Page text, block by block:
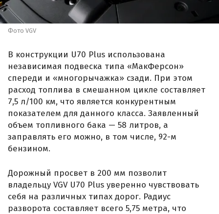
Фото VGV
В конструкции U70 Plus использована
независимая подвеска типа «МакФерсон»
спереди и «многорычажка» сзади. При этом
расход топлива в смешанном цикле составляет
7,5 л/100 км, что является конкурентным
показателем для данного класса. Заявленный
объем топливного бака — 58 литров, а
заправлять его можно, в том числе, 92-м
бензином.
Дорожный просвет в 200 мм позволит
владельцу VGV U70 Plus уверенно чувствовать
себя на различных типах дорог. Радиус
разворота составляет всего 5,75 метра, что